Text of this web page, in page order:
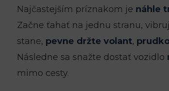
Najčastejším príznakom je náhle
Začne ťahať na jednu stranu,
stane, pevne držte volant,
Následne sa snažte dostať vozidlo
mimo cesty.